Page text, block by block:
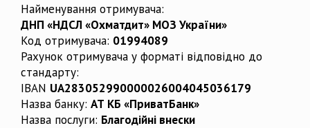
Найменування отримувача:
ДНП «НДСЛ «Охматдит» МОЗ України»
Код отримувача: 01994089
Рахунок отримувача у форматі відповідно до
стандарту:
IBAN UA283052990000026004045036179
Назва банку: АТ КБ «ПриватБанк»
Назва послуги: Благодійні внески